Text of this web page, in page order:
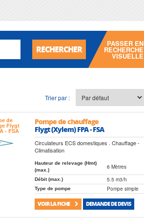
RECHERCHER
PASSER EN
RECHERCHE
VISUELLE
Trier par :
Pompe de chauffage
Flygt (Xylem) FPA - FSA
Circulateurs ECS domestiques . Chauffage -
Climatisation
Hauteur de relevage (Hmt)
(max.)
6 Mètres
Débit (max.) 5.5 m3/h
Type de pompe Pompe simple
VOIR LA FICHE DEMANDE DE DEVIS